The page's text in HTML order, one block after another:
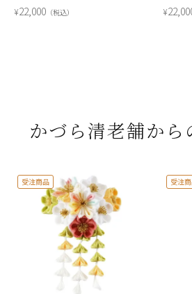
¥22,000 税込 ¥
かづら清老舗から
受注商品 受注